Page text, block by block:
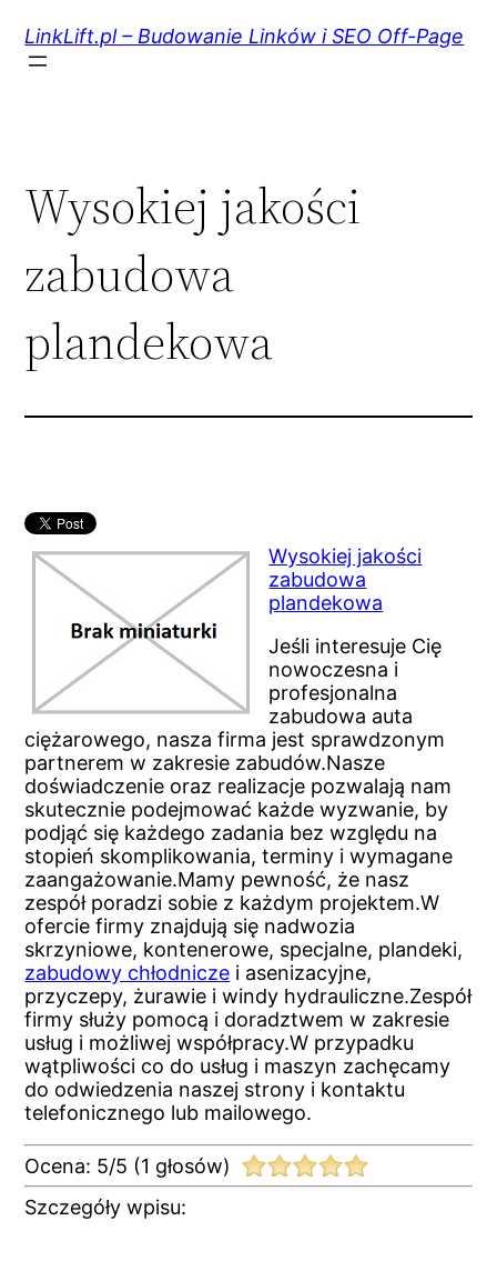
treści
LinkLift.pl – Budowanie Linków i SEO Off-Page
Wysokiej jakości
zabudowa
plandekowa
Wysokiej jakości
zabudowa
plandekowa
Jeśli interesuje Cię
nowoczesna i
profesjonalna
zabudowa auta
ciężarowego, nasza firma jest sprawdzonym
partnerem w zakresie zabudów.Nasze
doświadczenie oraz realizacje pozwalają nam
skutecznie podejmować każde wyzwanie, by
podjąć się każdego zadania bez względu na
stopień skomplikowania, terminy i wymagane
zaangażowanie.Mamy pewność, że nasz
zespół poradzi sobie z każdym projektem.W
ofercie firmy znajdują się nadwozia
skrzyniowe, kontenerowe, specjalne, plandeki,
zabudowy chłodnicze i asenizacyjne,
przyczepy, żurawie i windy hydrauliczne.Zespół
firmy służy pomocą i doradztwem w zakresie
usług i możliwej współpracy.W przypadku
wątpliwości co do usług i maszyn zachęcamy
do odwiedzenia naszej strony i kontaktu
telefonicznego lub mailowego.
Ocena: 5/5 (1 głosów)
Szczegóły wpisu: